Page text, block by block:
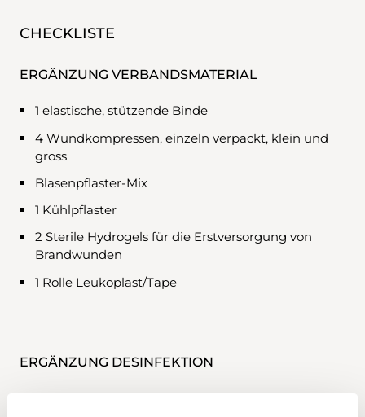
CHECKLISTE
ERGÄNZUNG VERBANDSMATERIAL
1 elastische, stützende Binde
4 Wundkompressen, einzeln verpackt, klein und
gross
Blasenpflaster-Mix
1 Kühlpflaster
2 Sterile Hydrogels für die Erstversorgung von
Brandwunden
1 Rolle Leukoplast/Tape
ERGÄNZUNG DESINFEKTION
Kleiner Desinfektionsspray